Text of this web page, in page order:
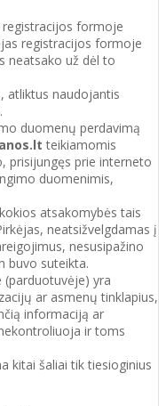
registracijos formoje
registracijos formoje
neatsako už dėl to
atliktus naudojantis
.
duomenų perdavimą
teikiamomis
prisijungęs prie interneto
duomenimis,
atsakomybės tais
neatsižvelgdamas į
nesusipažino
buvo suteikta.
(parduotuvėje) yra
ar asmenų tinklapius,
informaciją ar
ir toms
kitai šaliai tik tiesioginius